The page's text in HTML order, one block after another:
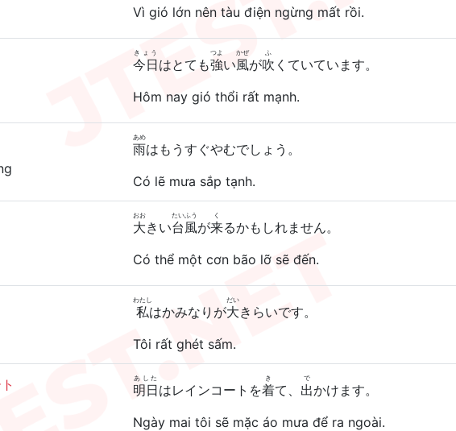
Vì gió lớn nên tàu điện ngừng mất rồi.
今日
きょう
はとても強
つよ
い風
かぜ
が吹
ふ
くていています。
Hôm nay gió thổi rất mạnh.
雨
あめ
はもうすぐやむでしょう。
Có lẽ mưa sắp tạnh.
大
おお
きい台風
たいふう
が来
く
るかもしれません。
Có thể một cơn bão lỡ sẽ đến.
私
わたし
はかみなりが大
だい
きらいです。
Tôi rất ghét sấm.
明日
あした
はレインコートを着
き
て、 出
で
かけます。
Ngày mai tôi sẽ mặc áo mưa để ra ngoài.